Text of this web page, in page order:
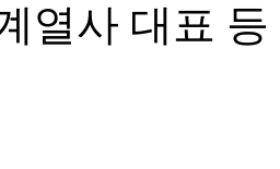
열사 대표